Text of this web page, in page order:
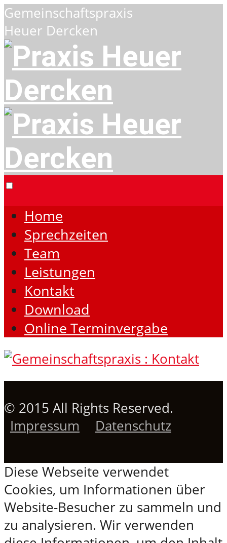
Gemeinschaftspraxis
Heuer Dercken
Home
Sprechzeiten
Team
Leistungen
Kontakt
Download
Online Terminvergabe
© 2015 All Rights Reserved.
Impressum
Datenschutz
Diese Webseite verwendet
Cookies, um Informationen über
Website-Besucher zu sammeln und
zu analysieren. Wir verwenden